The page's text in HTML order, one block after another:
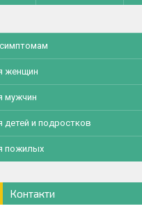
женщин
мужчин
детей и подростков
пожилых
Контакти